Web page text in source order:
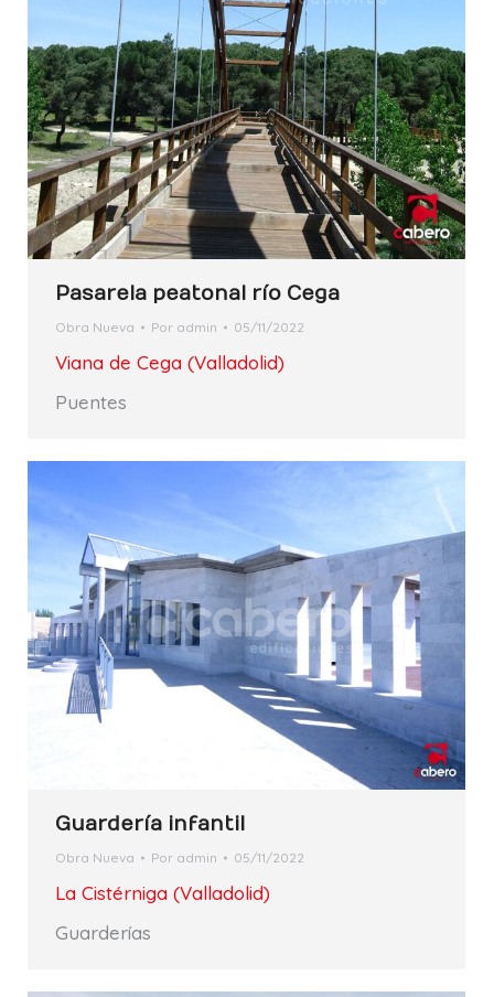
Pasarela peatonal río Cega
Obra Nueva Por admin 05/11/2022
Viana de Cega (Valladolid)
Puentes
Guardería infantil
Obra Nueva Por admin 05/11/2022
La Cistérniga (Valladolid)
Guarderías